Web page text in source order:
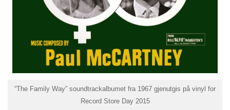
“The Family Way” soundtrackalbumet fra 1967 gjenutgis på vinyl for
Record Store Day 2015